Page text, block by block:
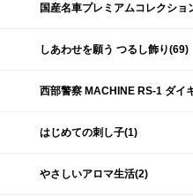
国産名車プレミアムコレクショ
しあわせを願う つるし飾り(69)
西部警察 MACHINE RS-1 ダイ
はじめての刺し子(1)
やさしいアロマ生活(2)